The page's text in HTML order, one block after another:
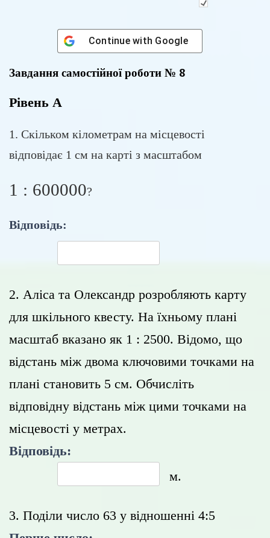
Continue with Google
Завдання самостійної роботи № 8
Рівень А
1. Скільком кілометрам на місцевості
відповідає 1 см на карті з масштабом
1 : 600000
1 : 600000?
Відповідь:
2. Аліса та Олександр розробляють карту
для шкільного квесту. На їхньому плані
масштаб вказано як 1 : 2500. Відомо, що
відстань між двома ключовими точками на
плані становить 5 см. Обчисліть
відповідну відстань між цими точками на
місцевості у метрах.
Відповідь:
м.
3. Поділи число 63 у відношенні 4:5